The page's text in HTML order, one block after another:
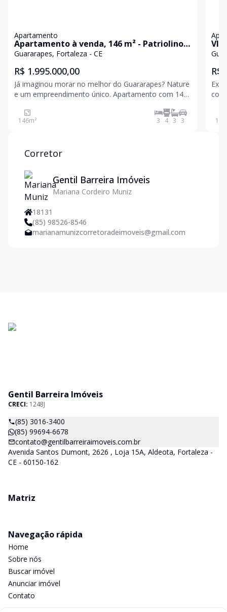
Apartamento
Apartamento à venda, 146 m² - Patriolino
Ribeiro - Fortaleza/CE
Guararapes, Fortaleza - CE
R$ 1.995.000,00
Já imaginou morar no melhor do Guararapes? Nature
e um empreendimento único. Apartamento com 146
e Varanda Gourmet.A área comum conta com
Piscina, Churrasqueira, Salão de Festas, Salão de
146m² 3 4 3 3
R$
se
104
Corretor
Gentil Barreira Imóveis
Mariana Cordeiro Muniz
18131
(85) 98526-8546
marianamunizcorretoradeimoveis@gmail.com
Gentil Barreira Imóveis
CRECI: 1248J
(85) 3016-3400
(85) 99694-6678
contato@gentilbarreiraimoveis.com.br
Avenida Santos Dumont, 2626 , Loja 15A, Aldeota, Fortaleza -
CE - 60150-162
Matriz
Navegação rápida
Home
Sobre nós
Buscar imóvel
Anunciar imóvel
Contato